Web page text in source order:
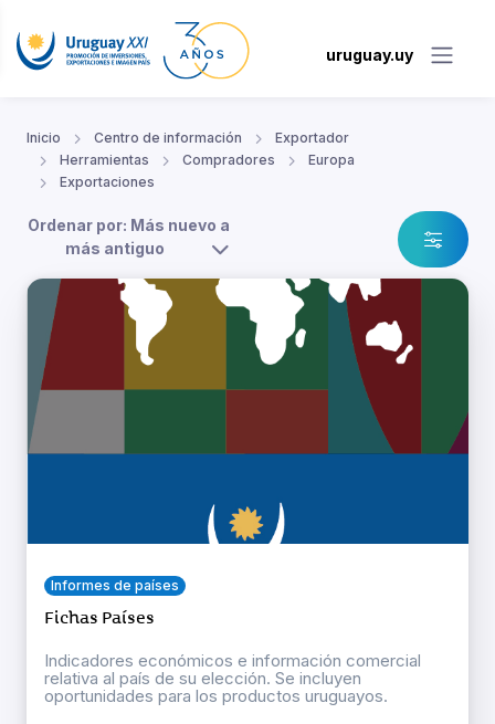
uruguay.uy
Inicio Centro de información
Exportador
Herramientas
Compradores
Europa
Exportaciones
Ordenar por: Más nuevo a
más antiguo
Informes de países
Fichas Países
Indicadores económicos e información comercial
relativa al país de su elección. Se incluyen
oportunidades para los productos uruguayos.